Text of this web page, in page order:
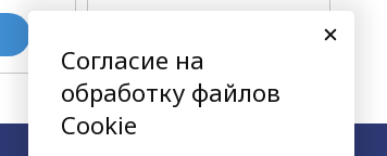
Согласие на
обработку файлов
Cookie